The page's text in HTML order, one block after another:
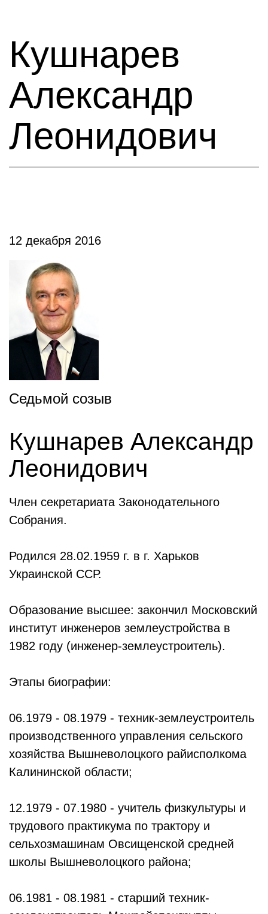
Кушнарев
Александр
Леонидович
12 декабря 2016
Седьмой созыв
Кушнарев Александр
Леонидович
Член секретариата Законодательного
Собрания.
Родился 28.02.1959 г. в г. Харьков
Украинской ССР.
Образование высшее: закончил Московский
институт инженеров землеустройства в
1982 году (инженер-землеустроитель).
Этапы биографии:
06.1979 - 08.1979 - техник-землеустроитель
производственного управления сельского
хозяйства Вышневолоцкого райисполкома
Калининской области;
12.1979 - 07.1980 - учитель физкультуры и
трудового практикума по трактору и
сельхозмашинам Овсищенской средней
школы Вышневолоцкого района;
06.1981 - 08.1981 - старший техник-